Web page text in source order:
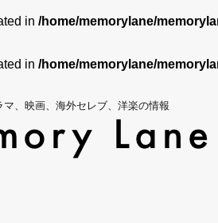
in /home/memorylane/
in /home/memorylane/
マ、映画、海外セレブ、洋楽の情報